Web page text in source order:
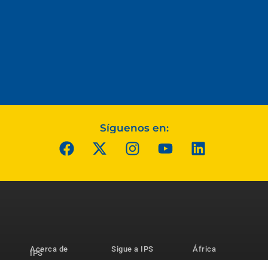
Síguenos en:
Acerca de
IPS
Sigue a IPS
África